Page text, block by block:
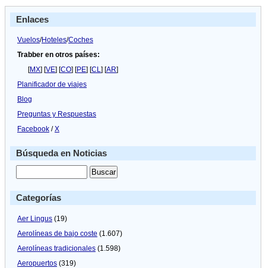
Enlaces
Vuelos/Hoteles/Coches
Trabber en otros países:
[MX] [VE] [CO] [PE] [CL] [AR]
Planificador de viajes
Blog
Preguntas y Respuestas
Facebook /X
Búsqueda en Noticias
Categorías
Aer Lingus (19)
Aerolíneas de bajo coste (1.607)
Aerolíneas tradicionales (1.598)
Aeropuertos (319)